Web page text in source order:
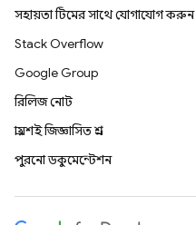
সহায়তা টিমের সাথে যোগাযোগ করুন
Stack Overflow
Google Group
রিলিজ নোট
প্রায়শই জিজ্ঞাসিত প্রশ্ন
পুরনো ডকুমেন্টেশন